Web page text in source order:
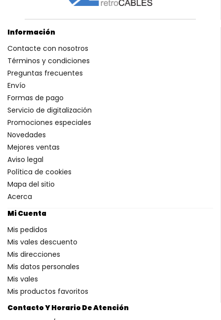
Contacto Y Horario De Atención
Información
Contacte con nosotros
Términos y condiciones
Preguntas frecuentes
Envío
Formas de pago
Servicio de digitalización
Promociones especiales
Novedades
Mejores ventas
Aviso legal
Política de cookies
Mapa del sitio
Acerca
Mi Cuenta
Mis pedidos
Mis vales descuento
Mis direcciones
Mis datos personales
Mis vales
Mis productos favoritos